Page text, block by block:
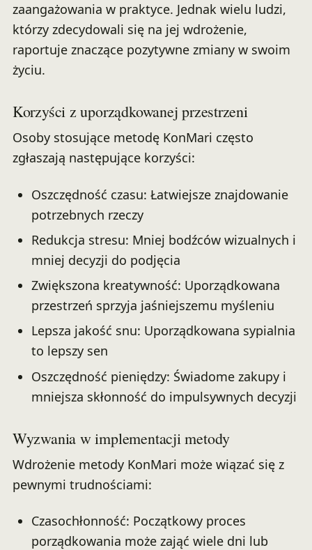
zaangażowania w praktyce. Jednak wielu ludzi,
którzy zdecydowali się na jej wdrożenie,
raportuje znaczące pozytywne zmiany w swoim
życiu.
Korzyści z uporządkowanej przestrzeni
Osoby stosujące metodę KonMari często
zgłaszają następujące korzyści:
Oszczędność czasu: Łatwiejsze znajdowanie
potrzebnych rzeczy
Redukcja stresu: Mniej bodźców wizualnych i
mniej decyzji do podjęcia
Zwiększona kreatywność: Uporządkowana
przestrzeń sprzyja jaśniejszemu myśleniu
Lepsza jakość snu: Uporządkowana sypialnia
to lepszy sen
Oszczędność pieniędzy: Świadome zakupy i
mniejsza skłonność do impulsywnych decyzji
Wyzwania w implementacji metody
Wdrożenie metody KonMari może wiązać się z
pewnymi trudnościami:
Czasochłonność: Początkowy proces
porządkowania może zająć wiele dni lub